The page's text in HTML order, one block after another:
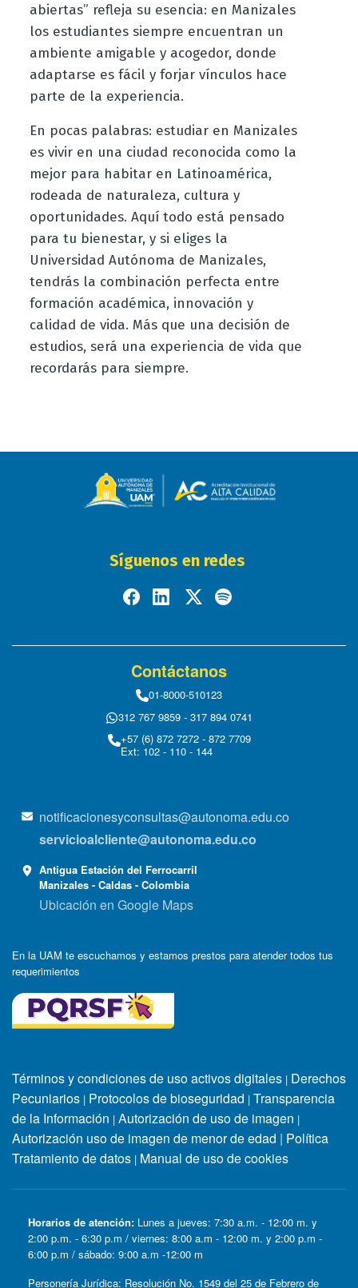
abiertas” refleja su esencia: en Manizales
los estudiantes siempre encuentran un
ambiente amigable y acogedor, donde
adaptarse es fácil y forjar vínculos hace
parte de la experiencia.
En pocas palabras: estudiar en Manizales
es vivir en una ciudad reconocida como la
mejor para habitar en Latinoamérica,
rodeada de naturaleza, cultura y
oportunidades. Aquí todo está pensado
para tu bienestar, y si eliges la
Universidad Autónoma de Manizales,
tendrás la combinación perfecta entre
formación académica, innovación y
calidad de vida. Más que una decisión de
estudios, será una experiencia de vida que
recordarás para siempre.
Síguenos en redes
Contáctanos
01-8000-510123
312 767 9859 - 317 894 0741
+57 (6) 872 7272 - 872 7709
Ext: 102 - 110 - 144
notificacionesyconsultas@autonoma.edu.co
servicioalcliente@autonoma.edu.co
Antigua Estación del Ferrocarril
Manizales - Caldas - Colombia
Ubicación en Google Maps
En la UAM te escuchamos y estamos prestos para atender todos tus
requerimientos
Términos y condiciones de uso activos digitales | Derechos
Pecuniarios | Protocolos de bioseguridad | Transparencia
de la Información | Autorización de uso de imagen |
Autorización uso de imagen de menor de edad | Política
Tratamiento de datos | Manual de uso de cookies
Horarios de atención: Lunes a jueves: 7:30 a.m. - 12:00 m. y
2:00 p.m. - 6:30 p.m / viernes: 8:00 a.m - 12:00 m. y 2:00 p.m -
6:00 p.m / sábado: 9:00 a.m -12:00 m
Personería Jurídica: Resolución No. 1549 del 25 de Febrero de